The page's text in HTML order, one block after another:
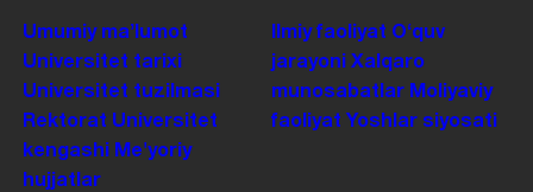
Umumiy maʼlumot
Universitet tarixi
Universitet tuzilmasi
Rektorat Universitet
kengashi
Me'yoriy
hujjatlar
Ilmiy faoliyat Oʻquv
jarayoni
Xalqaro
munosabatlar Moliyaviy
faoliyat Yoshlar siyosati